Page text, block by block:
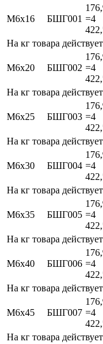
М6х16 БШГ001 =4
На кг товара
М6х20 БШГ002 =4
На кг товара
М6х25 БШГ003 =4
На кг товара
М6х30 БШГ004 =4
На кг товара
М6х35 БШГ005 =4
На кг товара
М6х40 БШГ006 =4
На кг товара
М6х45 БШГ007 =4
На кг товара